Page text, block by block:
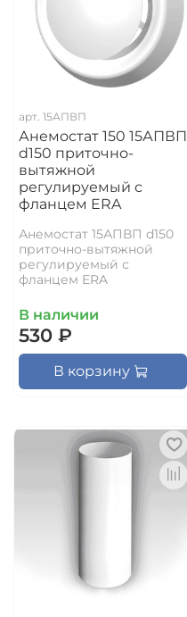
арт. 15АПВП
Анемостат 150 15АПВП
d150 приточно-
вытяжной
регулируемый с
фланцем ERA
Анемостат 15АПВП d150
приточно-вытяжной
регулируемый с
фланцем ERA
В наличии
530 ₽
В корзину